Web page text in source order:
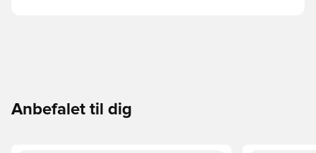
Anbefalet til dig